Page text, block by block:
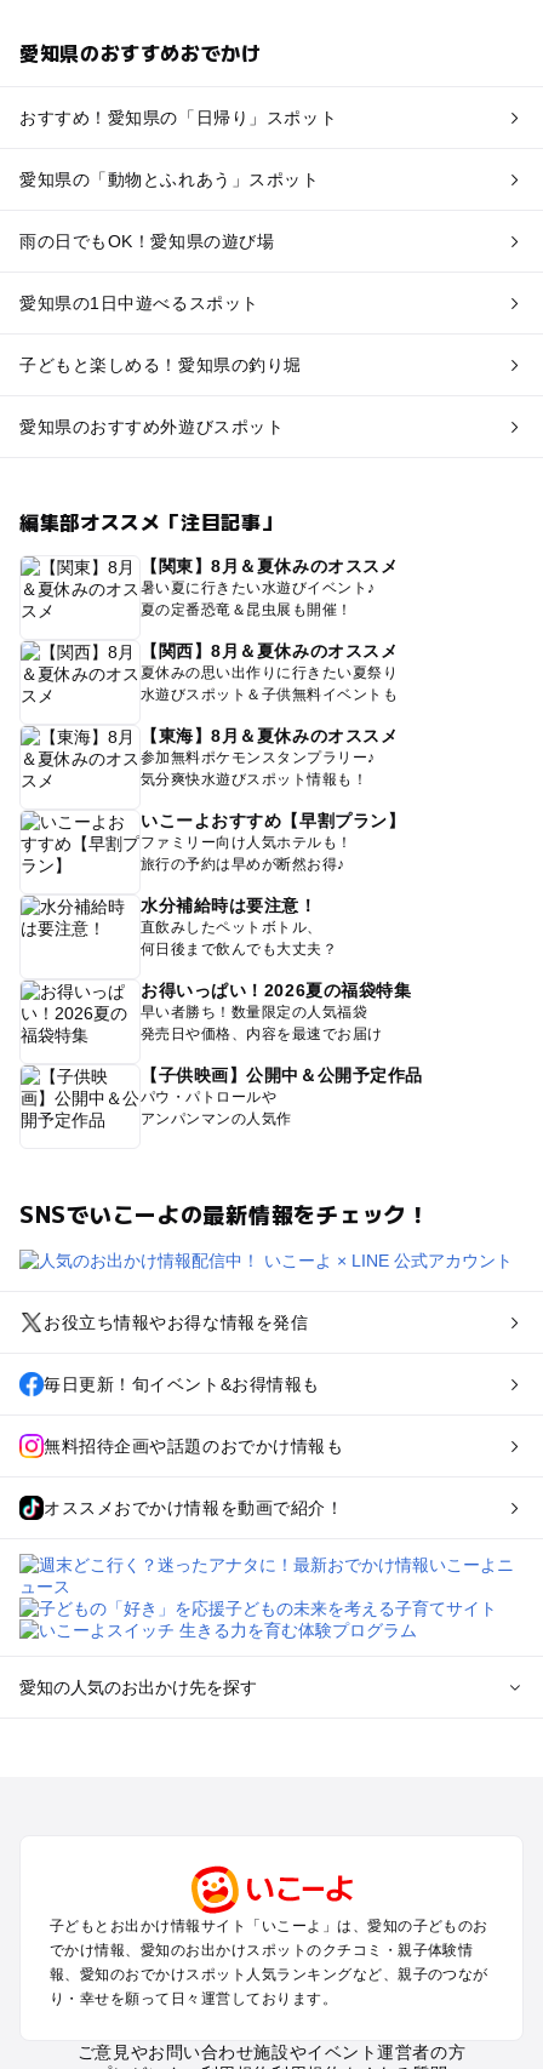
愛知県のおすすめおでかけ
おすすめ！愛知県の「日帰り」スポット
愛知県の「動物とふれあう」スポット
雨の日でもOK！愛知県の遊び場
愛知県の1日中遊べるスポット
子どもと楽しめる！愛知県の釣り堀
愛知県のおすすめ外遊びスポット
編集部オススメ「注目記事」
【関東】8月＆夏休みのオススメ
暑い夏に行きたい水遊びイベント♪
夏の定番恐竜＆昆虫展も開催！
【関西】8月＆夏休みのオススメ
夏休みの思い出作りに行きたい夏祭り
水遊びスポット＆子供無料イベントも
【東海】8月＆夏休みのオススメ
参加無料ポケモンスタンプラリー♪
気分爽快水遊びスポット情報も！
いこーよおすすめ【早割プラン】
ファミリー向け人気ホテルも！
旅行の予約は早めが断然お得♪
水分補給時は要注意！
直飲みしたペットボトル、
何日後まで飲んでも大丈夫？
お得いっぱい！2026夏の福袋特集
早い者勝ち！数量限定の人気福袋
発売日や価格、内容を最速でお届け
【子供映画】公開中＆公開予定作品
パウ・パトロールや
アンパンマンの人気作
SNSでいこーよの最新情報をチェック！
お役立ち情報やお得な情報を発信
毎日更新！旬イベント&お得情報も
無料招待企画や話題のおでかけ情報も
オススメおでかけ情報を動画で紹介！
愛知の人気のお出かけ先を探す
犬山・一宮・小牧・瀬戸・各務原・尾張のプールお出かけ
知多半島（常滑・半田・南知多）のプールお出かけ
愛知の定番お出かけスポット
愛知の遊園地
愛知のバーベキュー
子どもとお出かけ情報サイト「いこーよ」は、愛知の子どものお
でかけ情報、愛知のお出かけスポットのクチコミ・親子体験情
報、愛知のおでかけスポット人気ランキングなど、親子のつなが
り・幸せを願って日々運営しております。
ご意見やお問い合わせ施設やイベント運営者の方